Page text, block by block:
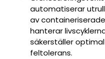
automatiserar
av
hanterar
säkerställer
feltolerans.